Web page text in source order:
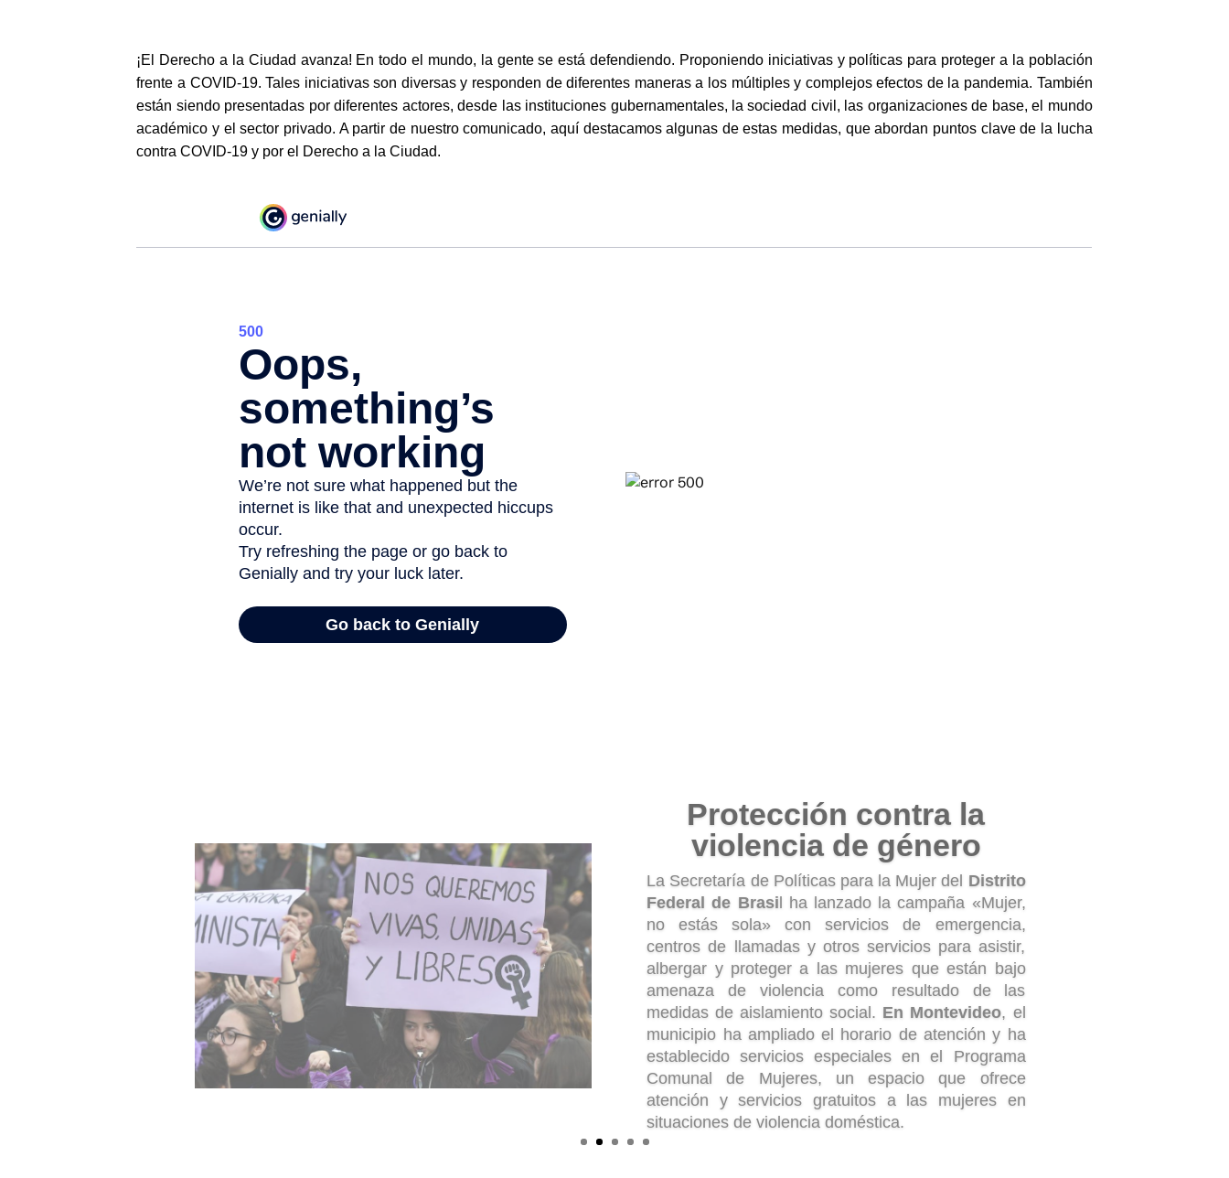
¡El Derecho a la Ciudad avanza! En todo el mundo, la gente se está defendiendo. Proponiendo iniciativas y políticas para proteger a la población
frente a COVID-19. Tales iniciativas son diversas y responden de diferentes maneras a los múltiples y complejos efectos de la pandemia. También
están siendo presentadas por diferentes actores, desde las instituciones gubernamentales, la sociedad civil, las organizaciones de base, el mundo
académico y el sector privado. A partir de nuestro comunicado, aquí destacamos algunas de estas medidas, que abordan puntos clave de la lucha
contra COVID-19 y por el Derecho a la Ciudad.
Desahucios
suspendidos
Elgobierno australiano aprobó una moratoria de
seis meses de los desahucios de inquilinos
comerciales y residenciales que se encuentren en
dificultades financieras debido a la crisis del covid-
19.En Españalos desahucios por impago de
alquiler están paralizados por 6 meses después de
que haya finalizado el estado de alarma. También
se ha aprobado una moratoria de 3 meses en el
pago de hipotecas. Ambas medidas están
destinadas a los colectivos vulnerables.